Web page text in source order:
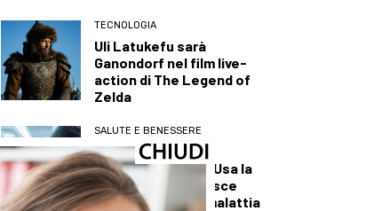
TECNOLOGIA
Uli Latukefu sarà
Ganondorf nel film live-
action di The Legend of
Zelda
SALUTE E BENESSERE
Svolta contro la
narcolessia, negli Usa la
prima cura che agisce
sulla causa della malattia